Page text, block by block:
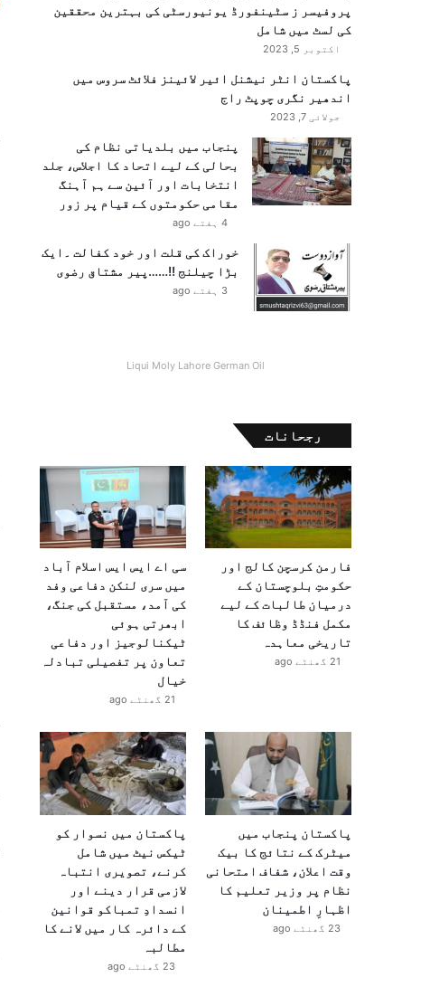
پروفیسر ز سٹینفورڈ یونیورسٹی کی بہترین محققین
کی لسٹ میں شامل
اکتوبر 5, 2023
پاکستان انٹر نیشنل ائیر لائینز فلائٹ سروس میں
اندھیر نگری چوپٹ راج
جولائی 7, 2023
پنجاب میں بلدیاتی نظام کی
بحالی کے لیے اتحاد کا اجلاس، جلد
انتخابات اور آئین سے ہم آہنگ
مقامی حکومتوں کے قیام پر زور
4 ہفتے ago
خوراک کی قلت اور خود کفالت ۔ایک
بڑا چیلنج !!……پیر مشتاق رضوی
3 ہفتے ago
Liqui Moly Lahore German Oil
رجحانات
فارمن کرسچن کالج اور
حکومتِ بلوچستان کے
درمیان طالبات کے لیے
مکمل فنڈڈ وظائف کا
تاریخی معاہدہ
21 گھنٹے ago
سی اے ایس ایس اسلام آباد
میں سری لنکن دفاعی وفد
کی آمد، مستقبل کی جنگ،
ابھرتی ہوئی
ٹیکنالوجیز اور دفاعی
تعاون پر تفصیلی تبادلہ
خیال
21 گھنٹے ago
پاکستان پنجاب میں
میٹرک کے نتائج کا بیک
وقت اعلان، شفاف امتحانی
نظام پر وزیر تعلیم کا
اظہارِ اطمینان
23 گھنٹے ago
پاکستان میں نسوار کو
ٹیکس نیٹ میں شامل
کرنے، تصویری انتباہ
لازمی قرار دینے اور
انسدادِ تمباکو قوانین
کے دائرہ کار میں لانے کا
مطالبہ
23 گھنٹے ago